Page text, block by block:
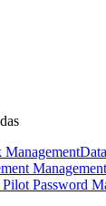
Management
Pilot Password